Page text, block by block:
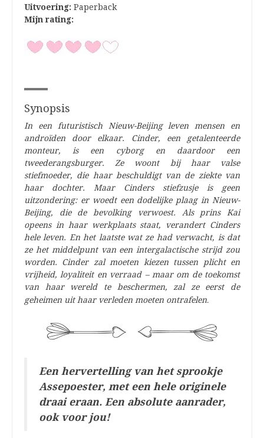
Uitvoering: Paperback
Mijn rating:
Synopsis
In een futuristisch Nieuw-Beijing leven mensen en
androïden door elkaar. Cinder, een getalenteerde
monteur, is een cyborg en daardoor een
tweederangsburger. Ze woont bij haar valse
stiefmoeder, die haar beschuldigt van de ziekte van
haar dochter. Maar Cinders stiefzusje is geen
uitzondering: er woedt een dodelijke plaag in Nieuw-
Beijing, die de bevolking verwoest. Als prins Kai
opeens in haar werkplaats staat, verandert Cinders
hele leven. En het laatste wat ze had verwacht, is dat
ze het middelpunt van een intergalactische strijd zou
worden. Cinder zal moeten kiezen tussen plicht en
vrijheid, loyaliteit en verraad – maar om de toekomst
van haar wereld te beschermen, zal ze eerst de
geheimen uit haar verleden moeten ontrafelen.
Een hervertelling van het sprookje
Assepoester, met een hele originele
draai eraan. Een absolute aanrader,
ook voor jou!